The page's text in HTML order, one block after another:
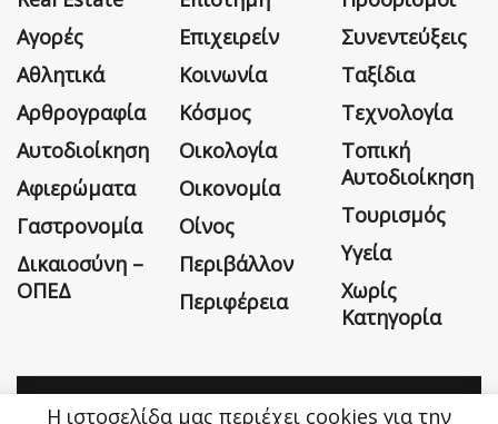
Αγορές
Αθλητικά
Αρθρογραφία
Αυτοδιοίκηση
Αφιερώματα
Γαστρονομία
Δικαιοσύνη –
ΟΠΕΔ
Επιχειρείν
Κοινωνία
Κόσμος
Οικολογία
Οικονομία
Οίνος
Περιβάλλον
Περιφέρεια
Συνεντεύξεις
Ταξίδια
Τεχνολογία
Τοπική
Αυτοδιοίκηση
Τουρισμός
Υγεία
Χωρίς
Κατηγορία
Η ιστοσελίδα μας περιέχει cookies για την